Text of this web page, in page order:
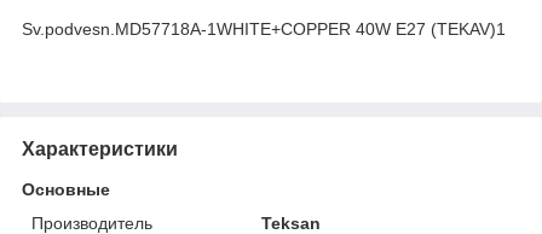
Sv.podvesn.MD57718A-1WHITE+COPPER 40W E27 (TEKAV)1
Характеристики
Основные
Производитель
Teksan